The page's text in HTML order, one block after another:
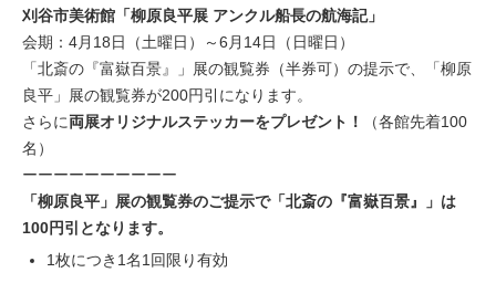
刈谷市美術館「柳原良平展 アンクル船長の航海記」
会期：4月18日（土曜日）～6月14日（日曜日）
「北斎の『富嶽百景』」展の観覧券（半券可）の提示で、「柳原
良平」展の観覧券が200円引になります。
さらに両展オリジナルステッカーをプレゼント！
（各館先着100
名）
ーーーーーーーーーー
「柳原良平」展の観覧券のご提示で「北斎の『富嶽百景』」は
100円引となります。
1枚につき1名1回限り有効